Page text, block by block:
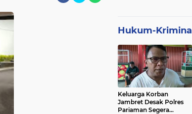
Hukum-Kriminal
Keluarga Korban
Jambret Desak Polres
Pariaman Segera